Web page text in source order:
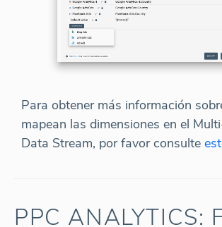
Para obtener más información
mapean las dimensiones en el
Data Stream, por favor consulte
PPC ANALYTICS: